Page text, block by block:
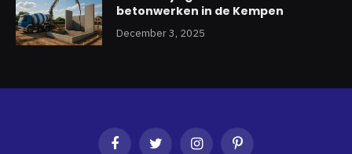
betonwerken in de Kempen
December 3, 2025
FacebookTwitter InstagramPinterest